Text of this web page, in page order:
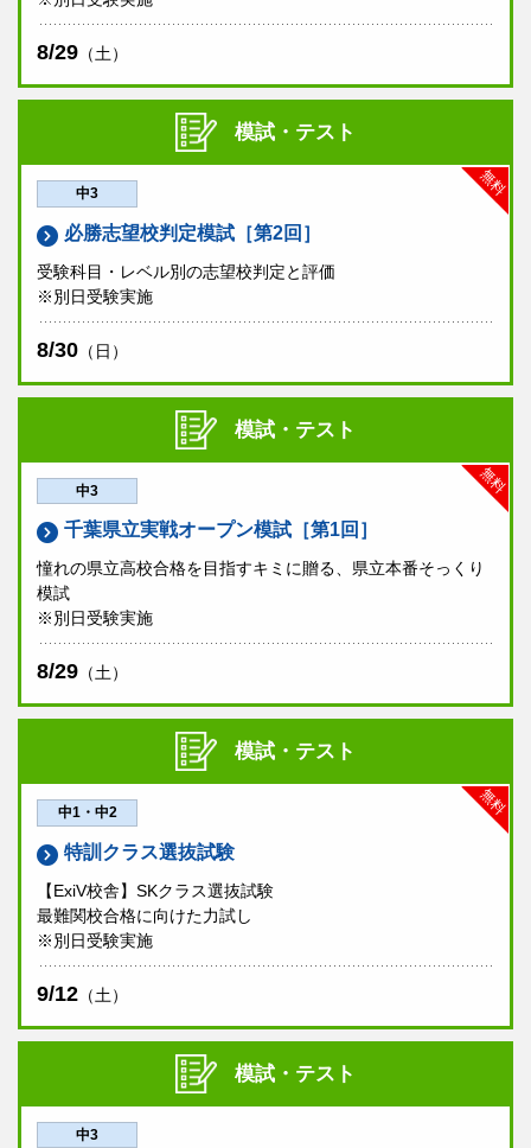
8/29 （土）
模試・テスト
無料
中3
必勝志望校判定模試［第2回］
受験科目・レベル別の志望校判定と評価
※別日受験実施
8/30 （日）
模試・テスト
無料
中3
千葉県立実戦オープン模試［第1回］
憧れの県立高校合格を目指すキミに贈る、県立本番そっくり
模試
※別日受験実施
8/29 （土）
模試・テスト
無料
中1・中2
特訓クラス選抜試験
【ExiV校舎】SKクラス選抜試験
最難関校合格に向けた力試し
※別日受験実施
9/12 （土）
模試・テスト
中3